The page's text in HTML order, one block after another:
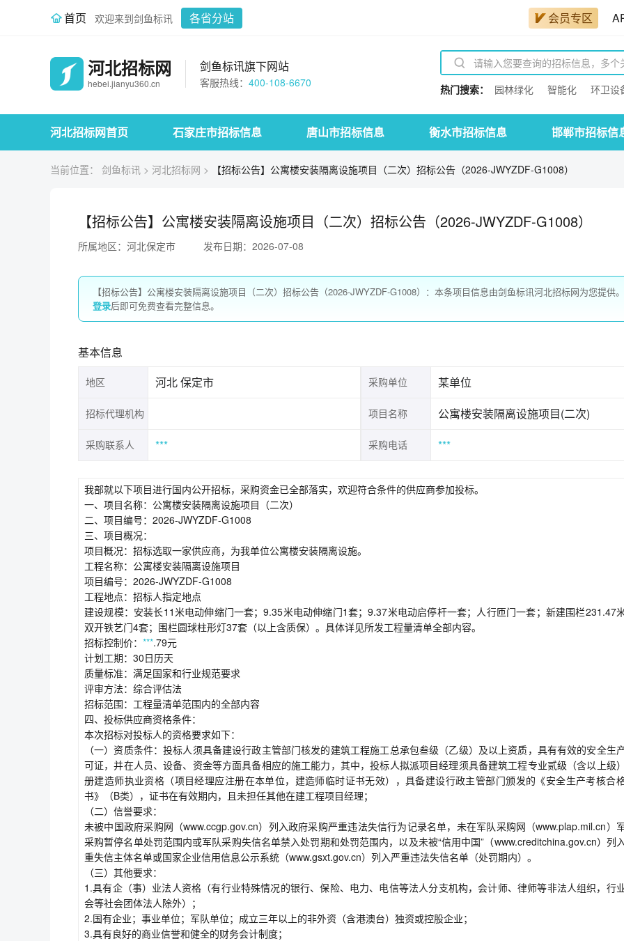
首页 欢迎来到剑鱼标讯 各省分站 会员专区
河北招标网
hebei.jianyu360.cn
剑鱼标讯旗下网站
客服热线： 400-108-6670 热门搜索： 园林绿化 智能化 环卫设
河北招标网首页 石家庄市招标信息 唐山市招标信息 衡水市招标信息 邯郸市招标信
当前位置： 剑鱼标讯 > 河北招标网 > 【招标公告】公寓楼安装隔离设施项目（二次）招标公告（2026-JWYZDF-G1008）
【招标公告】公寓楼安装隔离设施项目（二次）招标公告（2026-JWYZDF-G1008）
所属地区：河北保定市 发布日期：2026-07-08
【招标公告】公寓楼安装隔离设施项目（二次）招标公告（2026-JWYZDF-G1008）：本条项目信息由剑鱼标讯河北招标网为您提供。
登录后即可免费查看完整信息。
基本信息
地区 河北 保定市 采购单位 某单位
招标代理机构 项目名称 公寓楼安装隔离设施项目(二次)
采购联系人 *** 采购电话 ***
我部就以下项目进行国内公开招标，采购资金已全部落实，欢迎符合条件的供应商参加投标。
一、项目名称：公寓楼安装隔离设施项目（二次）
二、项目编号：2026-JWYZDF-G1008
三、项目概况：
项目概况：招标选取一家供应商，为我单位公寓楼安装隔离设施。
工程名称：公寓楼安装隔离设施项目
项目编号：2026-JWYZDF-G1008
工程地点：招标人指定地点
建设规模：安装长11米电动伸缩门一套；9.35米电动伸缩门1套；9.37米电动启停杆一套；人行匝门一套；新建围栏231.47米
双开铁艺门4套；围栏圆球柱形灯37套（以上含质保）。具体详见所发工程量清单全部内容。
招标控制价： ***.79元
计划工期：30日历天
质量标准：满足国家和行业规范要求
评审方法：综合评估法
招标范围：工程量清单范围内的全部内容
四、投标供应商资格条件：
本次招标对投标人的资格要求如下：
（一）资质条件：投标人须具备建设行政主管部门核发的建筑工程施工总承包叁级（乙级）及以上资质，具有有效的安全生
可证，并在人员、设备、资金等方面具备相应的施工能力，其中，投标人拟派项目经理须具备建筑工程专业贰级（含以上级
册建造师执业资格（项目经理应注册在本单位，建造师临时证书无效），具备建设行政主管部门颁发的《安全生产考核合
书》（B类），证书在有效期内，且未担任其他在建工程项目经理；
（二）信誉要求：
未被中国政府采购网（www.ccgp.gov.cn）列入政府采购严重违法失信行为记录名单，未在军队采购网（www.plap.mil.cn）
采购暂停名单处罚范围内或军队采购失信名单禁入处罚期和处罚范围内，以及未被“信用中国”（www.creditchina.gov.cn）列
重失信主体名单或国家企业信用信息公示系统（www.gsxt.gov.cn）列入严重违法失信名单（处罚期内）。
（三）其他要求：
1.具有企（事）业法人资格（有行业特殊情况的银行、保险、电力、电信等法人分支机构，会计师、律师等非法人组织，行
会等社会团体法人除外）；
2.国有企业；事业单位；军队单位；成立三年以上的非外资（含港澳台）独资或控股企业；
3.具有良好的商业信誉和健全的财务会计制度；